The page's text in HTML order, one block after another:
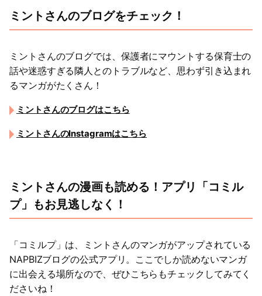
ミントさんのブログをチェック！
ミントさんのブログでは、保護者にマウントする保育士の
話や迷惑すぎる隣人とのトラブルなど、思わず引き込まれ
るマンガがたくさん！
ミントさんのブログはこちら
ミントさんのInstagramはこちら
ミントさんの漫画も読める！アプリ「コミル
プ」もお見逃しなく！
「コミルプ」は、ミントさんのマンガがアップされている
NAPBIZブログの公式アプリ。ここでしか読めないマンガ
に出会える場所なので、ぜひこちらもチェックしてみてく
ださいね！